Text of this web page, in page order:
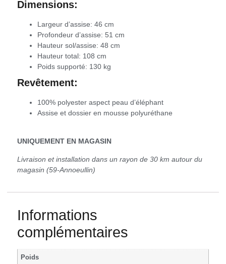
Dimensions:
Largeur d’assise: 46 cm
Profondeur d’assise: 51 cm
Hauteur sol/assise: 48 cm
Hauteur total: 108 cm
Poids supporté: 130 kg
Revêtement:
100% polyester aspect peau d’éléphant
Assise et dossier en mousse polyuréthane
UNIQUEMENT EN MAGASIN
Livraison et installation dans un rayon de 30 km autour du
magasin (59-Annoeullin)
Informations
complémentaires
Poids